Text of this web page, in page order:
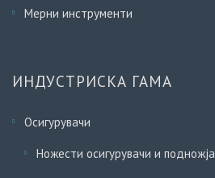
Мерни инструменти
ИНДУСТРИСКА ГАМА
Осигурувачи
Ножести осигурувачи и подножја